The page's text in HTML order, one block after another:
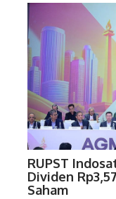
RUPST
Dividen
Saham